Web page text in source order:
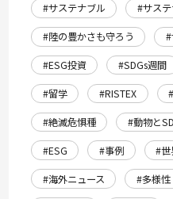
#サステナブル
#サス
#陸の豊かさも守ろう
#ESG投資
#SDGs週間
#留学
#RISTEX
#絶滅危惧種
#動物と
#ESG
#事例
#世
#海外ニュース
#多様性